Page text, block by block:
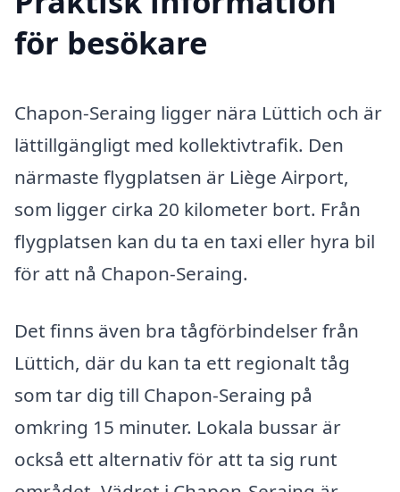
för besökare
Chapon-Seraing ligger nära Lüttich och är
lättillgängligt med kollektivtrafik. Den
närmaste flygplatsen är Liège Airport,
som ligger cirka 20 kilometer bort. Från
flygplatsen kan du ta en taxi eller hyra bil
för att nå Chapon-Seraing.
Det finns även bra tågförbindelser från
Lüttich, där du kan ta ett regionalt tåg
som tar dig till Chapon-Seraing på
omkring 15 minuter. Lokala bussar är
också ett alternativ för att ta sig runt